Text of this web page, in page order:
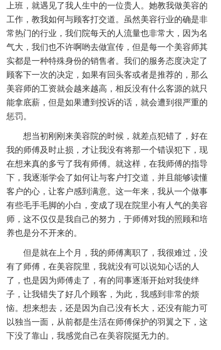
上班，就遇见了我人生中的一位贵人。她教我做美容的
工作，教我如何与顾客打交道。虽然美容行业的确是非
常热门的行业，我们院每天的人流量也非常大，因为名
气大，我们也不许啊哟去做宣传，但是每一个美容师其
实都是一种特殊身份的销售者。我们的服务态度决定了
顾客下一次的决定，如果有回头客或者是推荐的，那么
美容师的工资就会越来越高，相反没有什么客源的就只
能拿底薪，但是如果遭到投诉的话，就会遭到很严重的
惩罚。
想当初刚刚来美容院的时候，就差点犯错了，好在
我的师傅及时止损，才让我没有将那一个错误犯下，现
在想来真的多亏了我有师傅。就这样，在我师傅的指导
下，我逐渐学会了如何让与客户打交道，并且能够读懂
客户的心，让客户感到满意。这一年来，我从一个做事
有些毛手毛脚的小白，变成了现在院里小有人气的美容
师，这不仅仅是我自己的努力，于师傅对我的照顾和培
养也是分不开来的。
但是就在上个月，我的师傅离职了，我很难过，没
有了师傅，在美容院里，我就没有可以说知心话的人
了，也是因为师傅走了，有的同事逐渐开始对我使绊
子，让我错失了好几个顾客，为此，我感到非常的烦
恼。想来想去，还是因为自己没有长大，还没有能力可
以独当一面，从前都是生活在师傅保护的羽翼之下，这
下没了靠山，我感觉自己在美容院挺无力的。